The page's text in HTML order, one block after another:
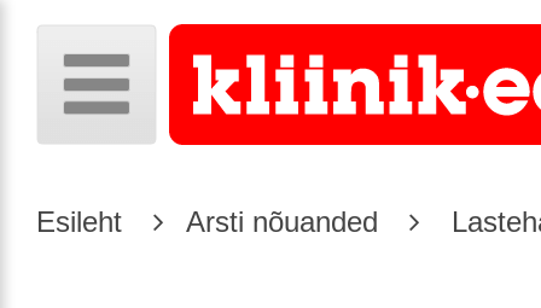
Esileht Arsti nõuanded